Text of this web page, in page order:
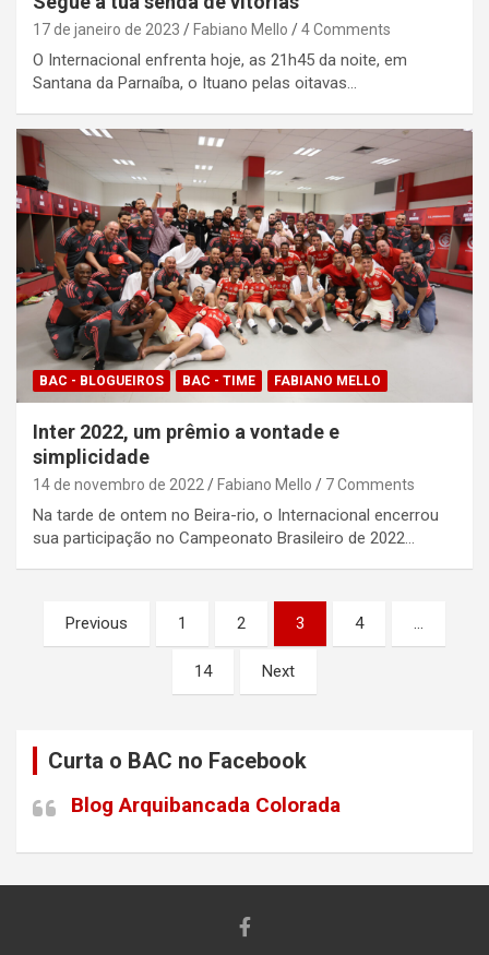
17 de janeiro de 2023 Fabiano Mello 4 Comments
O Internacional enfrenta hoje, as 21h45 da noite, em
Santana da Parnaíba, o Ituano pelas oitavas…
BAC - BLOGUEIROS BAC - TIME FABIANO MELLO
Inter 2022, um prêmio a vontade e
simplicidade
14 de novembro de 2022 Fabiano Mello 7 Comments
Na tarde de ontem no Beira-rio, o Internacional encerrou
sua participação no Campeonato Brasileiro de 2022…
Paginação
de
Previous 1 2 3 4 …
14 Next
Curta o BAC no Facebook
Blog Arquibancada Colorada